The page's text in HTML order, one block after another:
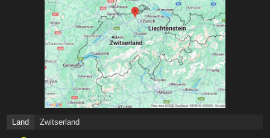
Land Zwitserland